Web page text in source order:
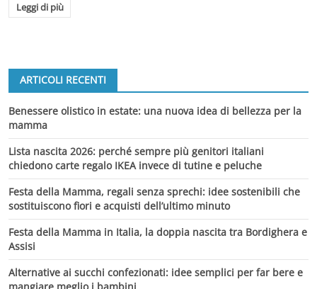
Leggi di più
ARTICOLI RECENTI
Benessere olistico in estate: una nuova idea di bellezza per la
mamma
Lista nascita 2026: perché sempre più genitori italiani
chiedono carte regalo IKEA invece di tutine e peluche
Festa della Mamma, regali senza sprechi: idee sostenibili che
sostituiscono fiori e acquisti dell’ultimo minuto
Festa della Mamma in Italia, la doppia nascita tra Bordighera e
Assisi
Alternative ai succhi confezionati: idee semplici per far bere e